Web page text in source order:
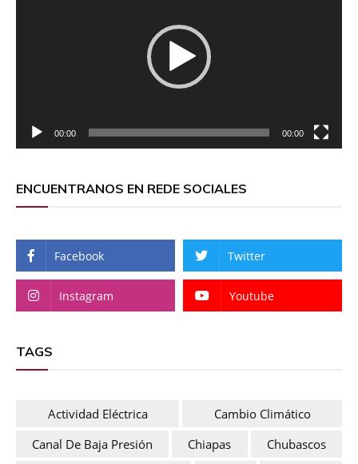
00:00 00:00
ENCUENTRANOS EN REDE SOCIALES
Facebook Twitter
Instagram Youtube
TAGS
Actividad Eléctrica
Cambio Climático
Canal De Baja Presión
Chiapas
Chubascos